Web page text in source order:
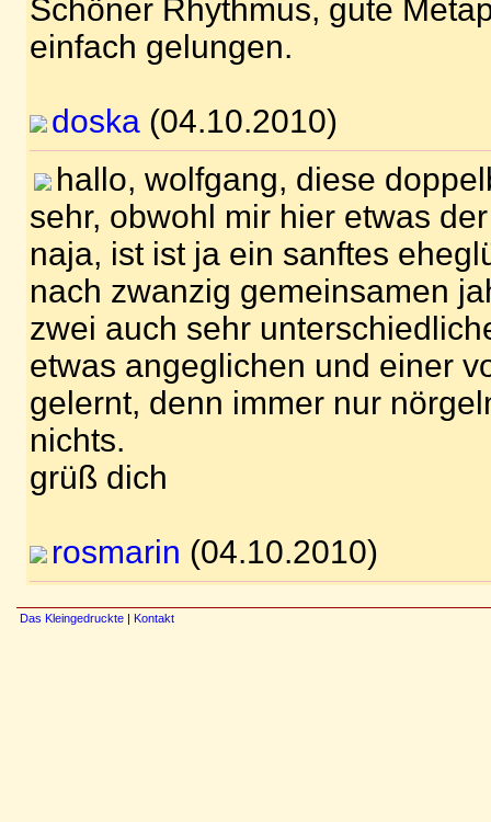
Schöner Rhythmus, gute
einfach gelungen.
doska (04.10.2010)
hallo, wolfgang, diese
sehr, obwohl mir hier etwas
naja, ist ist ja ein sanftes
nach zwanzig gemeinsamen
zwei auch sehr
etwas angeglichen und einer
gelernt, denn immer nur
nichts.
grüß dich
rosmarin (04.10.2010)
Das Kleingedruckte | Kontakt